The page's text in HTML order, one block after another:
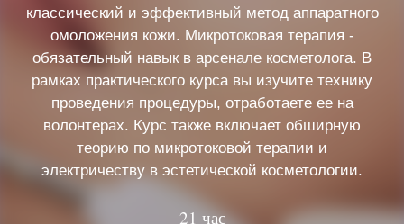
классический и эффективный метод аппаратного
омоложения кожи. Микротоковая терапия -
обязательный навык в арсенале косметолога. В
рамках практического курса вы изучите технику
проведения процедуры, отработаете ее на
волонтерах. Курс также включает обширную
теорию по микротоковой терапии и
электричеству в эстетической косметологии.
21 час